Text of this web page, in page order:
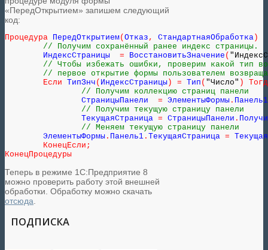
«ПередОткрытием» запишем следующий
код:
Процедура ПередОткрытием( Отказ , СтандартнаяОбработка )
// Получим сохранённый ранее индекс страницы.
	ИндексСтраницы
= ВосстановитьЗначение (
// Чтобы избежать ошибки, проверим какой тип
// первое открытие формы пользователем
Если ТипЗнч ( ИндексСтраницы ) = Тип ( "Число" )
// Получим коллекцию страниц панели
		СтраницыПанели
= ЭлементыФормы . Панель1
// Получим текущую страницу панели
		ТекущаяСтраница
= СтраницыПанели .
// Меняем текущую страницу панели
    	ЭлементыФормы
. Панель1 . ТекущаяСтраница =
КонецЕсли ;
КонецПроцедуры
Теперь в режиме 1С:Предприятие 8
можно проверить работу этой внешней
обработки. Обработку можно скачать
отсюда
ПОДПИСКА